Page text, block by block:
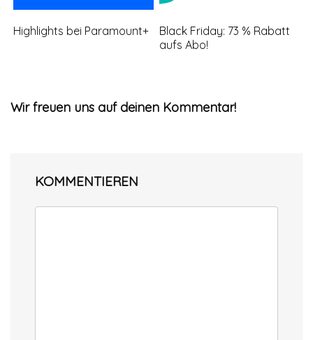
Highlights bei Paramount+
Black Friday: 73 % Rabatt
aufs Abo!
Wir freuen uns auf deinen Kommentar!
KOMMENTIEREN